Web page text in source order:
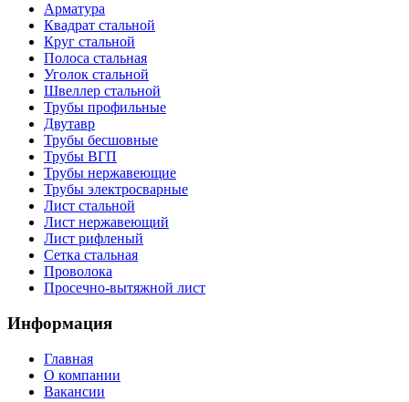
Арматура
Квадрат стальной
Круг стальной
Полоса стальная
Уголок стальной
Швеллер стальной
Трубы профильные
Двутавр
Трубы бесшовные
Трубы ВГП
Трубы нержавеющие
Трубы электросварные
Лист стальной
Лист нержавеющий
Лист рифленый
Сетка стальная
Проволока
Просечно-вытяжной лист
Информация
Главная
О компании
Вакансии